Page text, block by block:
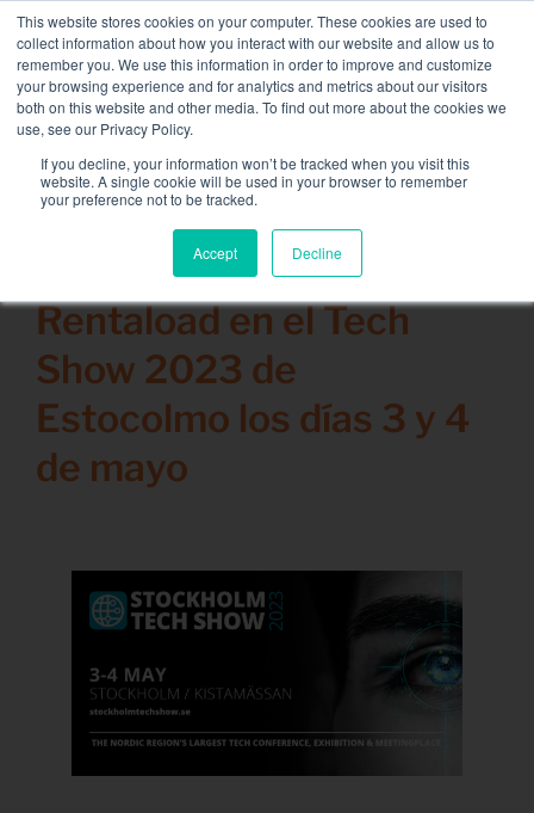
This website stores cookies on your computer. These cookies are used to
collect information about how you interact with our website and allow us to
remember you. We use this information in order to improve and customize
your browsing experience and for analytics and metrics about our visitors
both on this website and other media. To find out more about the cookies we
use, see our Privacy Policy.
If you decline, your information won’t be tracked when you visit this
website. A single cookie will be used in your browser to remember
your preference not to be tracked.
Accept Decline
content
NUEVA FLOTA: bancos de carga de 3,5 MW / MVA
disponibles,más información aquí.
CONTACTAR
Toggle
Servicios asociados
Secteurs et solutions
Compañía
Recursos
Contactar
Calendario
Search
for:
Rentaload en el Tech
Show 2023 de
Estocolmo los días 3 y 4
de mayo